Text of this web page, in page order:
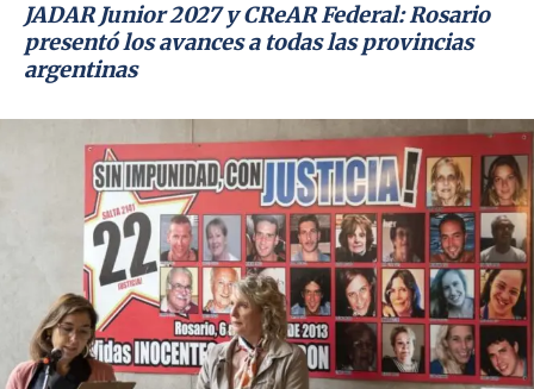
JADAR Junior 2027 y CReAR Federal: Rosario
presentó los avances a todas las provincias
argentinas